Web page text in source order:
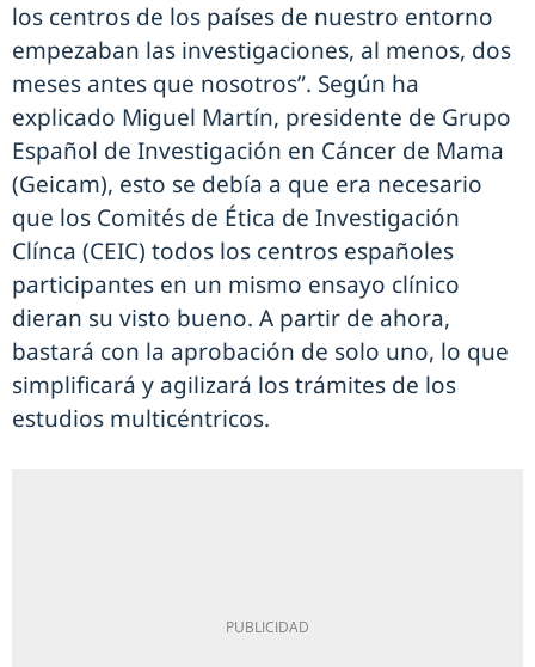
los centros de los países de nuestro entorno
empezaban las investigaciones, al menos, dos
meses antes que nosotros”. Según ha
explicado Miguel Martín, presidente de Grupo
Español de Investigación en Cáncer de Mama
(Geicam), esto se debía a que era necesario
que los Comités de Ética de Investigación
Clínca (CEIC) todos los centros españoles
participantes en un mismo ensayo clínico
dieran su visto bueno. A partir de ahora,
bastará con la aprobación de solo uno, lo que
simplificará y agilizará los trámites de los
estudios multicéntricos.